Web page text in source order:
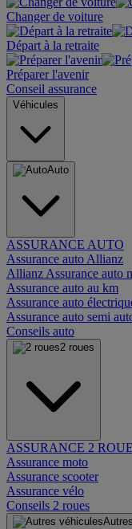
Changer de voiture
Départ à la retraite
Préparer l'avenir
Conseil assurance
Véhicules
Auto
ASSURANCE AUTO
Assurance auto Allianz
Allianz Assurance auto
Assurance auto au km
Assurance auto
Assurance auto semi
Conseils auto
2 roues
ASSURANCE 2
Assurance moto
Assurance scooter
Assurance vélo
Conseils 2 roues